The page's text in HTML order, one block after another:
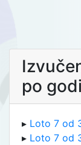
po
▸ Loto 7 od
▸ Loto 7 od